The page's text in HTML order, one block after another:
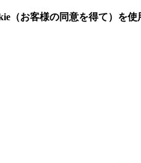
（お客様の同意を得て）を使